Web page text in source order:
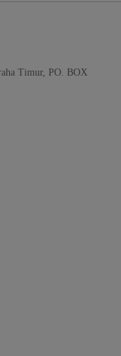
Timur, PO. BOX